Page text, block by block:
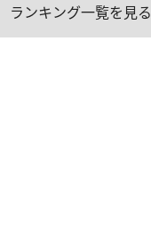
ランキング一覧を見る